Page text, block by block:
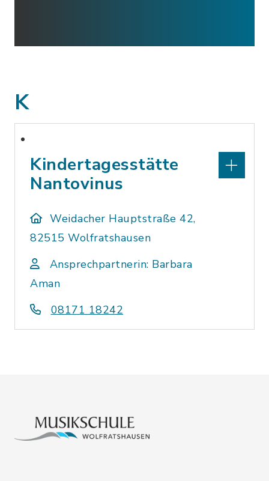
K
Kindertagesstätte
Nantovinus
Weidacher Hauptstraße 42,
82515 Wolfratshausen
Ansprechpartnerin: Barbara
Aman
08171 18242